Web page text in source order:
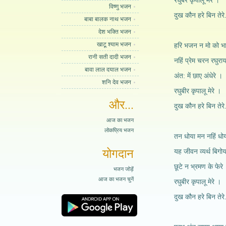
विष्णु भजन
बाबा बालक नाथ भजन
देश भक्ति भजन
खाटू श्याम भजन
रानी सती दादी भजन
बावा लाल दयाल भजन
शनि देव भजन
और...
आज का भजन
लोकप्रिय भजन
योगदान
भजन जोड़ें
आज का भजन चुनें
दुख कौन हरे बिन
हरि भजन न मो को
नहिं प्रेम चरन
अंत: में छाए अंधेरे ।
रघुबीर कृपालू मेरे ।
दुख कौन हरे बिन
तन धोया मन नहिं
यह जीवन व्यर्थ
छूटे न भ्रमण के फेरे
रघुबीर कृपालू मेरे ।
दुख कौन हरे बिन